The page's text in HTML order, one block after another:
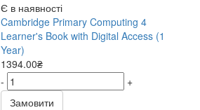
Є в наявності
Cambridge Primary Computing 4
Learner's Book with Digital Access (1
Year)
1394.00₴
-
+
Замовити